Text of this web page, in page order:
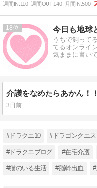
週間IN:110 週間OUT:140 月間IN:500
18 今日も地球
うちで飼って
てるオンライ
気ままに書い
3日前
#ドラクエ10 #ドラゴンクエス
#ドラクエブログ #在宅介護
#猫のいる生活 #脳幹出血